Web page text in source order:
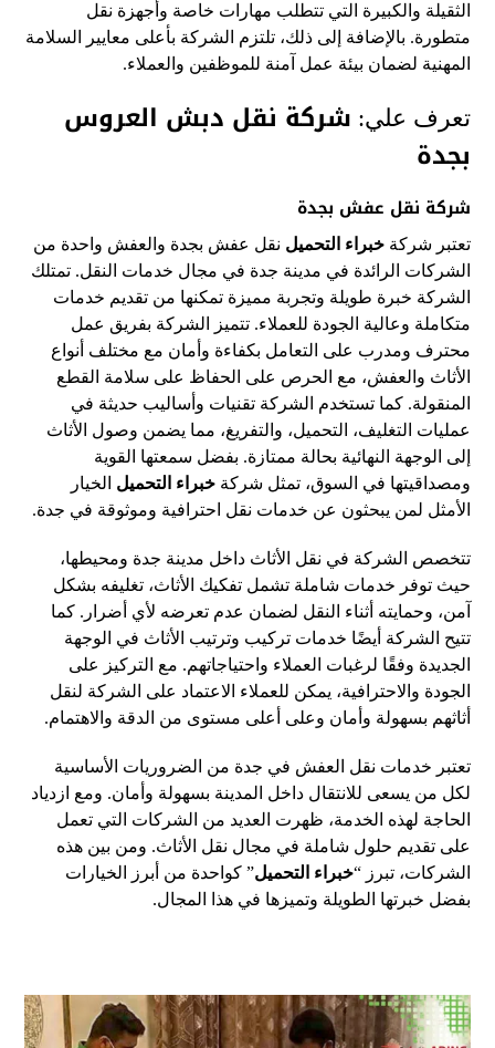
الثقيلة والكبيرة التي تتطلب مهارات خاصة وأجهزة نقل
متطورة. بالإضافة إلى ذلك، تلتزم الشركة بأعلى معايير السلامة
المهنية لضمان بيئة عمل آمنة للموظفين والعملاء.
تعرف علي: شركة نقل دبش العروس
بجدة
شركة نقل عفش بجدة
تعتبر شركةخبراء التحميل نقل عفش بجدة والعفش واحدة من
الشركات الرائدة في مدينة جدة في مجال خدمات النقل. تمتلك
الشركة خبرة طويلة وتجربة مميزة تمكنها من تقديم خدمات
متكاملة وعالية الجودة للعملاء. تتميز الشركة بفريق عمل
محترف ومدرب على التعامل بكفاءة وأمان مع مختلف أنواع
الأثاث والعفش، مع الحرص على الحفاظ على سلامة القطع
المنقولة. كما تستخدم الشركة تقنيات وأساليب حديثة في
عمليات التغليف، التحميل، والتفريغ، مما يضمن وصول الأثاث
إلى الوجهة النهائية بحالة ممتازة. بفضل سمعتها القوية
ومصداقيتها في السوق، تمثل شركةخبراء التحميل الخيار
الأمثل لمن يبحثون عن خدمات نقل احترافية وموثوقة في جدة.
تتخصص الشركة في نقل الأثاث داخل مدينة جدة ومحيطها،
حيث توفر خدمات شاملة تشمل تفكيك الأثاث، تغليفه بشكل
آمن، وحمايته أثناء النقل لضمان عدم تعرضه لأي أضرار. كما
تتيح الشركة أيضًا خدمات تركيب وترتيب الأثاث في الوجهة
الجديدة وفقًا لرغبات العملاء واحتياجاتهم. مع التركيز على
الجودة والاحترافية، يمكن للعملاء الاعتماد على الشركة لنقل
أثاثهم بسهولة وأمان وعلى أعلى مستوى من الدقة والاهتمام.
تعتبر خدمات نقل العفش في جدة من الضروريات الأساسية
لكل من يسعى للانتقال داخل المدينة بسهولة وأمان. ومع ازدياد
الحاجة لهذه الخدمة، ظهرت العديد من الشركات التي تعمل
على تقديم حلول شاملة في مجال نقل الأثاث. ومن بين هذه
الشركات، تبرز “خبراء التحميل” كواحدة من أبرز الخيارات
بفضل خبرتها الطويلة وتميزها في هذا المجال.